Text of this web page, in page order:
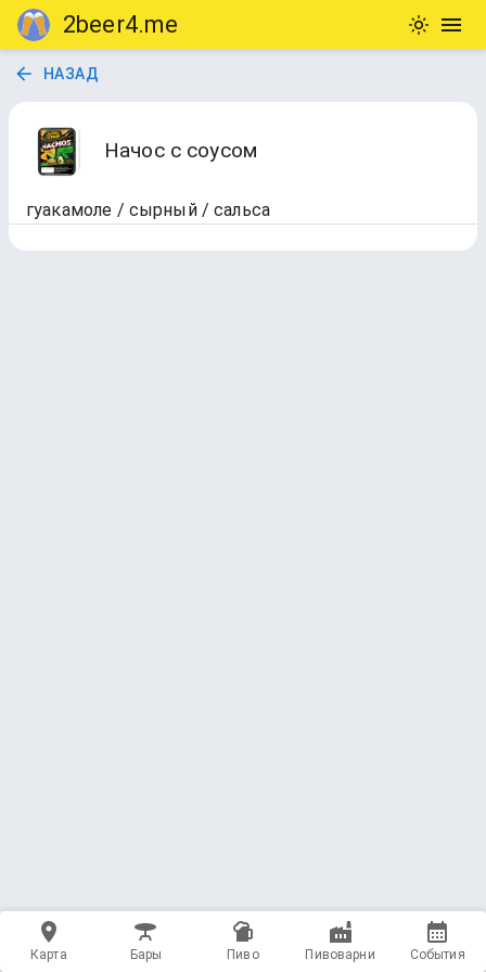
2beer4.me
НАЗАД
Начос с соусом
гуакамоле / сырный / сальса
Карта Бары Пиво Пивоварни События